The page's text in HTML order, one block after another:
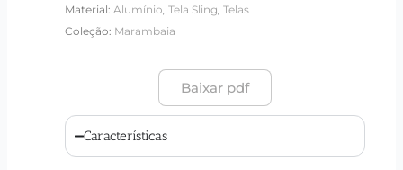
Material:Alumínio, Tela Sling, Telas
Coleção: Marambaia
Baixar pdf
Características